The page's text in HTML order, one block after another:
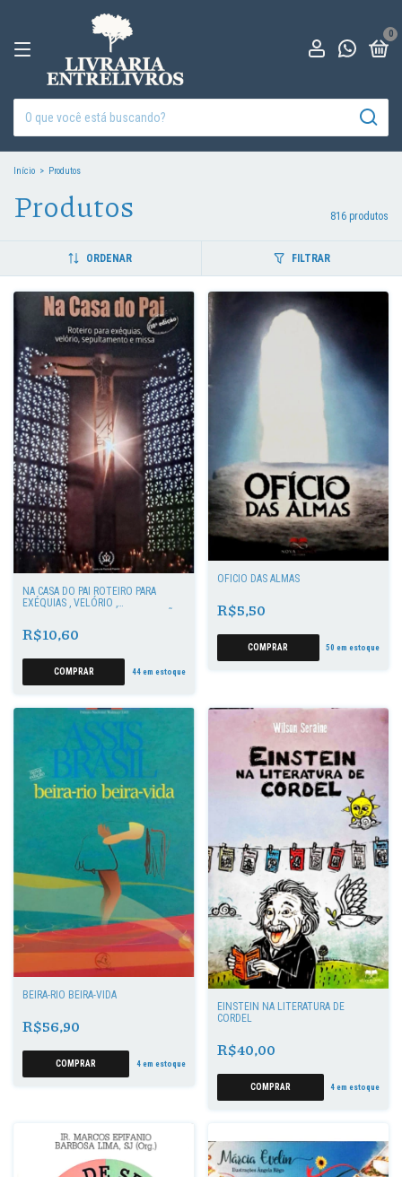
0
Início > Produtos
Produtos 816 produtos
ORDENAR FILTRAR
NA CASA DO PAI ROTEIRO PARA
EXÉQUIAS , VELÓRIO ,
R$10,60
44em estoque
OFÍCIO DAS ALMAS
R$5,50
50 em estoque
BEIRA-RIO BEIRA-VIDA
R$56,90
4em estoque
EINSTEIN NA LITERATURA DE
CORDEL
R$40,00
4 em estoque